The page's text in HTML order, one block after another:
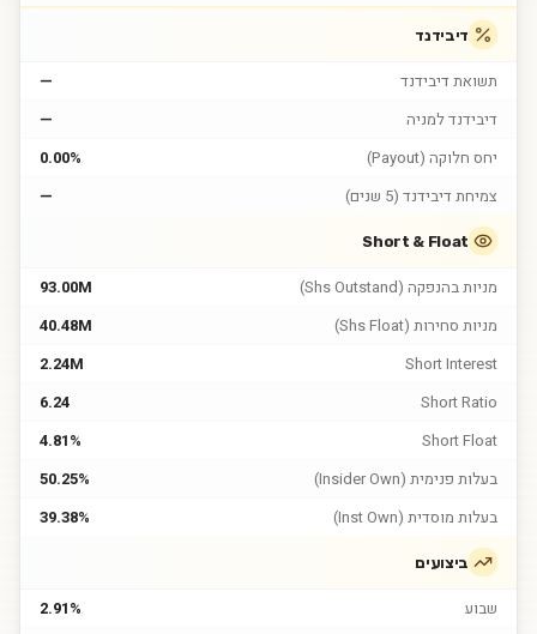
דיבידנד
תשואת דיבידנד
—
דיבידנד למניה
—
יחס חלוקה (Payout)
0.00%
צמיחת דיבידנד (5 שנים)
—
Short & Float
מניות בהנפקה (Shs Outstand)
93.00M
מניות סחירות (Shs Float)
40.48M
Short Interest
2.24M
Short Ratio
6.24
Short Float
4.81%
בעלות פנימית (Insider Own)
50.25%
בעלות מוסדית (Inst Own)
39.38%
ביצועים
שבוע
2.91%